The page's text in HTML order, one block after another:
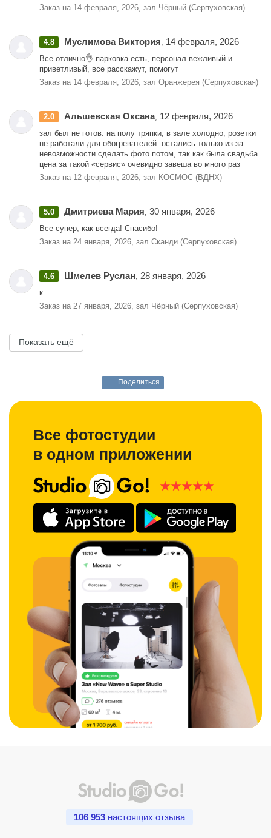
Заказ на 14 февраля, 2026, зал Чёрный (Серпуховская)
4.8 Муслимова Виктория, 14 февраля, 2026
Все отлично👌 парковка есть, персонал вежливый и
приветливый, все расскажут, помогут
Заказ на 14 февраля, 2026, зал Оранжерея (Серпуховская)
2.0 Альшевская Оксана, 12 февраля, 2026
зал был не готов: на полу тряпки, в зале холодно, розетки
не работали для обогревателей. остались только из-за
невозможности сделать фото потом, так как была свадьба.
цена за такой «сервис» очевидно завеша во много раз
Заказ на 12 февраля, 2026, зал КОСМОС (ВДНХ)
5.0 Дмитриева Мария, 30 января, 2026
Все супер, как всегда! Спасибо!
Заказ на 24 января, 2026, зал Сканди (Серпуховская)
4.6 Шмелев Руслан, 28 января, 2026
к
Заказ на 27 января, 2026, зал Чёрный (Серпуховская)
Показать ещё
Поделиться
Все фотостудии
в одном приложении
106 953 настоящих отзыва